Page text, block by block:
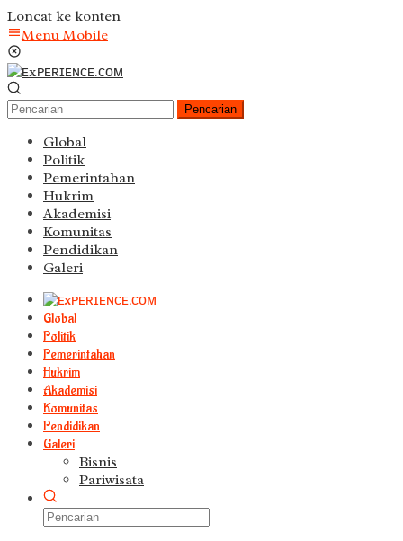
Loncat ke konten
Menu Mobile
Pencarian
Global
Politik
Pemerintahan
Hukrim
Akademisi
Komunitas
Pendidikan
Galeri
Global
Politik
Pemerintahan
Hukrim
Akademisi
Komunitas
Pendidikan
Galeri
Bisnis
Pariwisata